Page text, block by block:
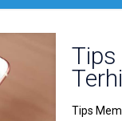
Tips
Tips